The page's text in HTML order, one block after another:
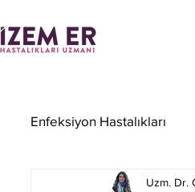
Enfeksiyon Hastalıkları
Uzm. Dr.